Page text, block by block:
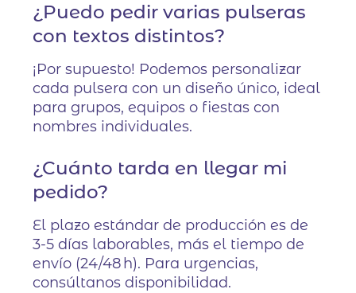
¿Puedo pedir varias pulseras
con textos distintos?
¡Por supuesto! Podemos personalizar
cada pulsera con un diseño único, ideal
para grupos, equipos o fiestas con
nombres individuales.
¿Cuánto tarda en llegar mi
pedido?
El plazo estándar de producción es de
3-5 días laborables, más el tiempo de
envío (24/48 h). Para urgencias,
consúltanos disponibilidad.